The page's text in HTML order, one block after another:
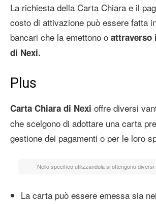
La richiesta della Carta Chiara e il
costo di attivazione può essere fatta
bancari che la emettono o attraverso
di Nexi.
Plus
Carta Chiara di Nexi offre diversi
che scelgono di adottare una carta
gestione dei pagamenti o per le loro
Nello specifico utilizzandola si ottengono diversi
La carta può essere emessa sia